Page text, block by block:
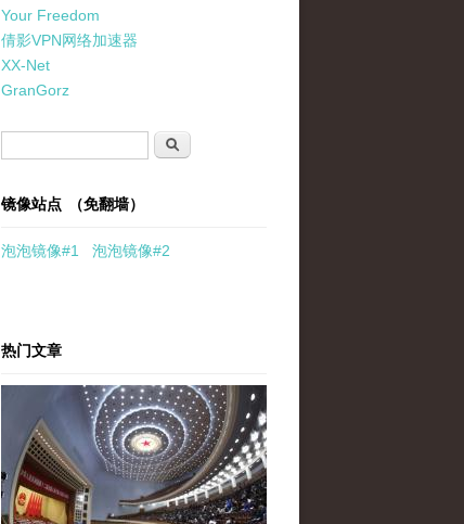
Your Freedom
倩影VPN网络加速器
XX-Net
GranGorz
搜索
镜像站点 （免翻墙）
泡泡镜像#1 泡泡镜像#2
热门文章